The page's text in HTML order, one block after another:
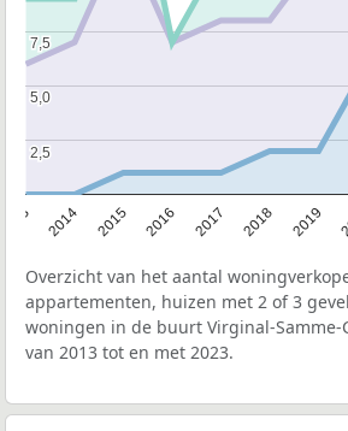
2014 2015 2016 2017 2018 2019
2,5
2,5
5,0
5,0
7,5
7,5
Overzicht van het aantal
appartementen, huizen met 2 of 3
woningen in de buurt Virginal-
van 2013 tot en met 2023.